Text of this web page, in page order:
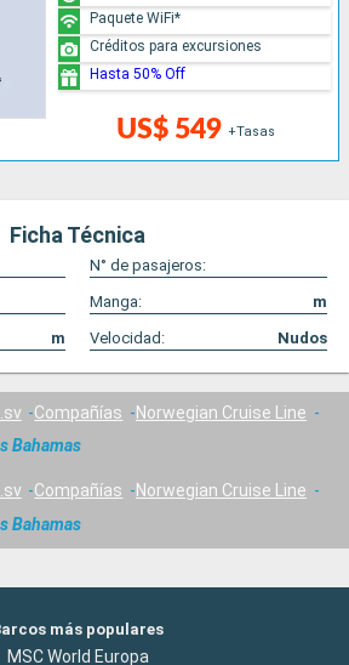
US$ 549 +Tasas
Paquete WiFi*
Créditos para excursiones
Hasta 50% Off
Ficha Técnica
N° de pasajeros:
Manga:
m
m Velocidad: Nudos
Compañías
Norwegian Cruise Line
Bahamas
Compañías
Norwegian Cruise Line
Bahamas
más populares
MSC World Europa